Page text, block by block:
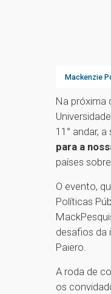
Mackenzie
Na próxima
11° andar,
para a
países
O evento,
Políticas
desafios da
Paiero.
A roda de
os